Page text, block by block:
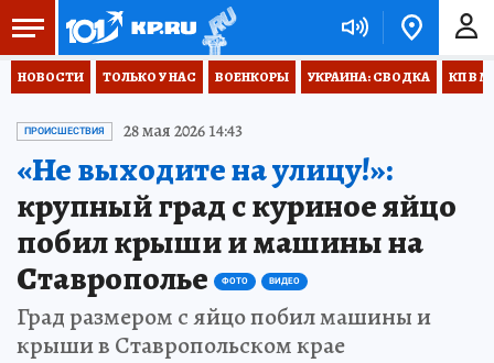
НОВОСТИ ТОЛЬКО У НАС ВОЕНКОРЫ УКРАИНА: СВОДКА КП В
ПРОИСШЕСТВИЯ 28 мая 2026 14:43
«Не выходите на улицу!»:
крупный град с куриное яйцо
побил крыши и машины на
Ставрополье
ФОТО ВИДЕО
Град размером с яйцо побил машины и
крыши в Ставропольском крае